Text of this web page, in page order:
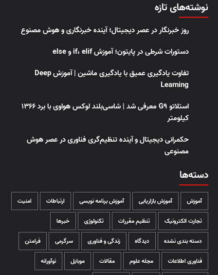
نوشته‌های تازه
روز خبرنگار در عصر دیجیتال؛ آینده خبرنگاری و هوش مصنوع
دستورات شرطی در پایتون؛ آموزش if، elif و else
تفاوت یادگیری عمیق با یادگیری ماشین | آموزش Deep
Learning
استلاتو G9 معرفی شد | شاسی‌بلند لوکس هواوی با برد ۱۳۶۶
کیلومتر
حکمرانی دیجیتال و آینده تنظیم‌گری فناوری در عصر هوش
مصنوعی
دسته‌ها
آموزش آموزش بازاریابی آموزش برنامه نویسی ارتباطات امنیت
تجارت الکترونیک تنظیم مقررات تکنولوژی خبرها
دسته بندی نشده دیدگاه زندگی و فناوری سرگرمی فرامتن
فناوری اطلاعات مجله علوم مقالات موبایل نوآورانه